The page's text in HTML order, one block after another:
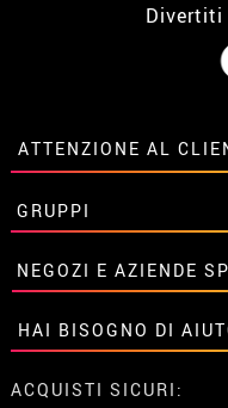
Divertiti
ATTENZIONE AL
• Su di noi
• Condizioni di
• Avviso legale privacy
• Attenzione al cliente
• Utilizzo dei cookies
•Impostazioni dei
GRUPPI
Sconti speciali per
Contattaci qui
NEGOZI E AZIENDE
Sconti speciali per
Contattaci qui
HAI BISOGNO DI
Non ho ancora fatto
ACQUISTI SICURI: